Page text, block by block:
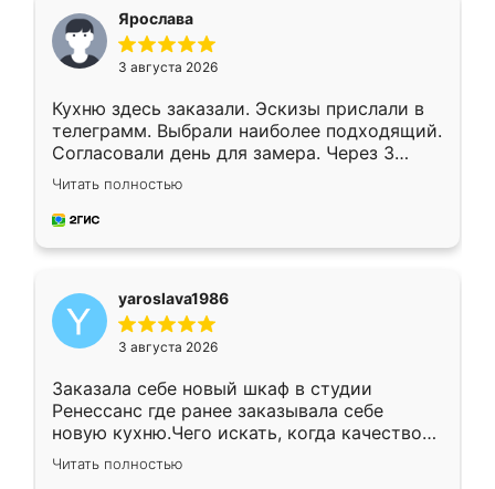
Ярослава
3 августа 2026
Кухню здесь заказали. Эскизы прислали в
телеграмм. Выбрали наиболее подходящий.
Согласовали день для замера. Через 3
недели кухня была уже готова. Остались
довольны работой. Спасибо Ренессанс
мебель за качественную работу!
Читать полностью
yaroslava1986
3 августа 2026
Заказала себе новый шкаф в студии
Ренессанс где ранее заказывала себе
новую кухню.Чего искать, когда качеством
вполне довольна. Служит кухня уже почти
два года, нареканий нет.
Читать полностью